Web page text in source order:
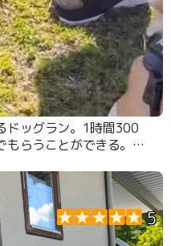
ドッグラン。1時間300
もらうことができる。予
5